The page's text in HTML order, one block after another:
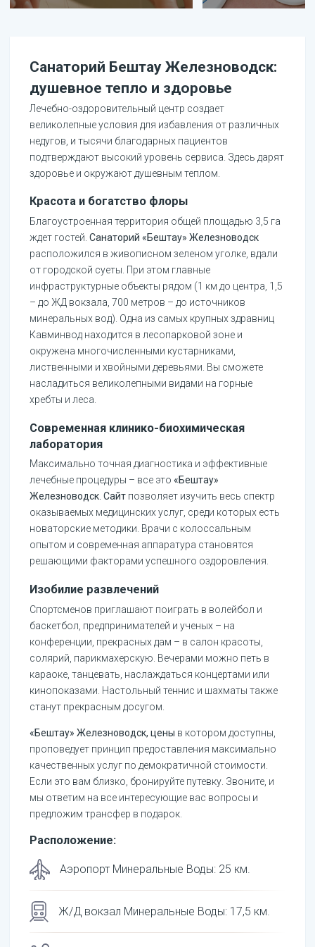
Санаторий Бештау Железноводск:
душевное тепло и здоровье
Лечебно-оздоровительный центр создает
великолепные условия для избавления от различных
недугов, и тысячи благодарных пациентов
подтверждают высокий уровень сервиса. Здесь дарят
здоровье и окружают душевным теплом.
Красота и богатство флоры
Благоустроенная территория общей площадью 3,5 га
ждет гостей. Санаторий «Бештау» Железноводск
расположился в живописном зеленом уголке, вдали
от городской суеты. При этом главные
инфраструктурные объекты рядом (1 км до центра, 1,5
– до ЖД вокзала, 700 метров – до источников
минеральных вод). Одна из самых крупных здравниц
Кавминвод находится в лесопарковой зоне и
окружена многочисленными кустарниками,
лиственными и хвойными деревьями. Вы сможете
насладиться великолепными видами на горные
хребты и леса.
Современная клинико-биохимическая
лаборатория
Максимально точная диагностика и эффективные
лечебные процедуры – все это «Бештау»
Железноводск. Сайт позволяет изучить весь спектр
оказываемых медицинских услуг, среди которых есть
новаторские методики. Врачи с колоссальным
опытом и современная аппаратура становятся
решающими факторами успешного оздоровления.
Изобилие развлечений
Спортсменов приглашают поиграть в волейбол и
баскетбол, предпринимателей и ученых – на
конференции, прекрасных дам – в салон красоты,
солярий, парикмахерскую. Вечерами можно петь в
караоке, танцевать, наслаждаться концертами или
кинопоказами. Настольный теннис и шахматы также
станут прекрасным досугом.
«Бештау» Железноводск, цены в котором доступны,
проповедует принцип предоставления максимально
качественных услуг по демократичной стоимости.
Если это вам близко, бронируйте путевку. Звоните, и
мы ответим на все интересующие вас вопросы и
предложим трансфер в подарок.
Расположение:
Аэропорт Минеральные Воды: 25 км.
Ж/Д вокзал Минеральные Воды: 17,5 км.